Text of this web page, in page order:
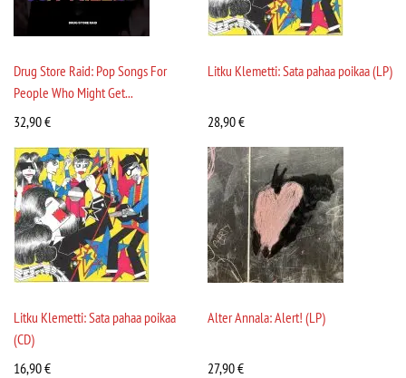
Drug Store Raid: Pop Songs For
People Who Might Get...
32,90€
Litku Klemetti: Sata pahaa poikaa (LP)
28,90€
Litku Klemetti: Sata pahaa poikaa
(CD)
16,90€
Alter Annala: Alert! (LP)
27,90€